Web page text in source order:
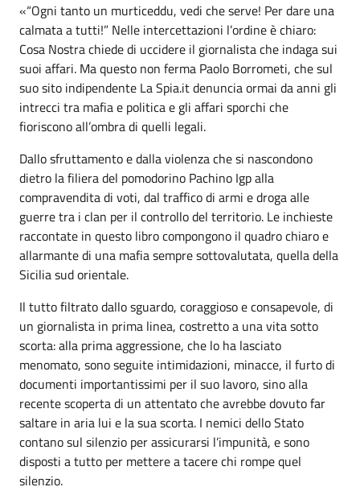
«“Ogni tanto un murticeddu, vedi che serve! Per dare una
calmata a tutti!” Nelle intercettazioni l’ordine è chiaro:
Cosa Nostra chiede di uccidere il giornalista che indaga sui
suoi affari. Ma questo non ferma Paolo Borrometi, che sul
suo sito indipendente La Spia.it denuncia ormai da anni gli
intrecci tra mafia e politica e gli affari sporchi che
fioriscono all’ombra di quelli legali.
Dallo sfruttamento e dalla violenza che si nascondono
dietro la filiera del pomodorino Pachino Igp alla
compravendita di voti, dal traffico di armi e droga alle
guerre tra i clan per il controllo del territorio. Le inchieste
raccontate in questo libro compongono il quadro chiaro e
allarmante di una mafia sempre sottovalutata, quella della
Sicilia sud orientale.
Il tutto filtrato dallo sguardo, coraggioso e consapevole, di
un giornalista in prima linea, costretto a una vita sotto
scorta: alla prima aggressione, che lo ha lasciato
menomato, sono seguite intimidazioni, minacce, il furto di
documenti importantissimi per il suo lavoro, sino alla
recente scoperta di un attentato che avrebbe dovuto far
saltare in aria lui e la sua scorta. I nemici dello Stato
contano sul silenzio per assicurarsi l’impunità, e sono
disposti a tutto per mettere a tacere chi rompe quel
silenzio.